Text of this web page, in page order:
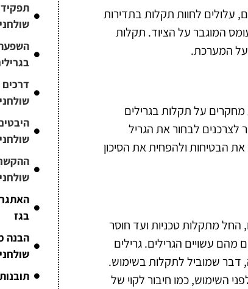
עלולים לחוות תקלות בתדירות
המוגבר על הציוד. תקלות
על המערכת.
על תקלות בגרילים
לצרכנים לבחור את הגריל
הבטיחות ולהפחית את הסיכון
החל מתקלות טכניות ועד חוסר
עשויים הגרילים. גרילים
דבר שמוביל לתקלות בשימוש.
השימוש, כמו חיבור לקוי של
דרכים
בגז
הבנה